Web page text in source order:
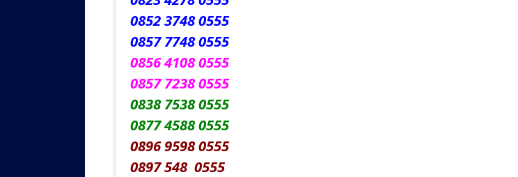
0852 3748 0555
0857 7748 0555
0856 4108 0555
0857 7238 0555
0838 7538 0555
0877 4588 0555
0896 9598 0555
0897 548 0555